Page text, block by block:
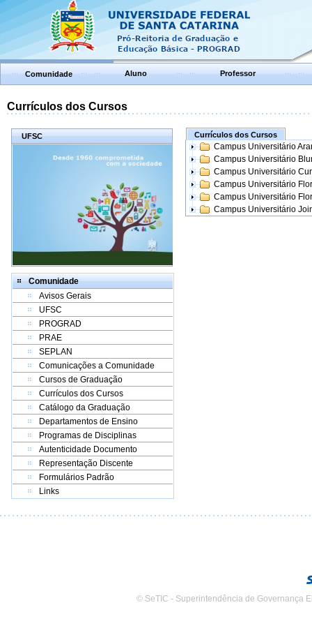
Comunidade Aluno Professor
Currículos dos Cursos
UFSC
Comunidade
Avisos Gerais
UFSC
PROGRAD
PRAE
SEPLAN
Comunicações a Comunidade
Cursos de Graduação
Currículos dos Cursos
Catálogo da Graduação
Departamentos de Ensino
Programas de Disciplinas
Autenticidade Documento
Representação Discente
Formulários Padrão
Links
Currículos dos Cursos
Campus Universitário
Campus Universitário
Campus Universitário
Campus Universitário
Campus Universitário
Campus Universitário
© SeTIC - Superintendência de Governança